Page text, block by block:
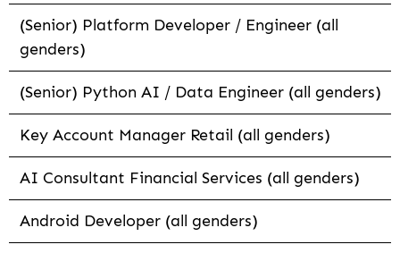
(Senior) Platform Developer / Engineer (all
genders)
(Senior) Python AI / Data Engineer (all genders)
Key Account Manager Retail (all genders)
AI Consultant Financial Services (all genders)
Android Developer (all genders)